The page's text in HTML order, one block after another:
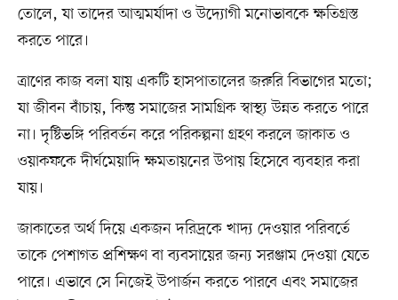
তোলে, যা তাদের আত্মমর্যাদা ও উদ্যোগী মনোভাবকে ক্ষতিগ্রস্ত
করতে পারে।
ত্রাণের কাজ বলা যায় একটি হাসপাতালের জরুরি বিভাগের মতো;
যা জীবন বাঁচায়, কিন্তু সমাজের সামগ্রিক স্বাস্থ্য উন্নত করতে পারে
না। দৃষ্টিভঙ্গি পরিবর্তন করে পরিকল্পনা গ্রহণ করলে জাকাত ও
ওয়াকফকে দীর্ঘমেয়াদি ক্ষমতায়নের উপায় হিসেবে ব্যবহার করা
যায়।
জাকাতের অর্থ দিয়ে একজন দরিদ্রকে খাদ্য দেওয়ার পরিবর্তে
তাকে পেশাগত প্রশিক্ষণ বা ব্যবসায়ের জন্য সরঞ্জাম দেওয়া যেতে
পারে। এভাবে সে নিজেই উপার্জন করতে পারবে এবং সমাজের